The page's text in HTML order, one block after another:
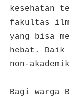
kesehatan
fakultas
yang bisa
hebat. Baik
non-
Bagi warga